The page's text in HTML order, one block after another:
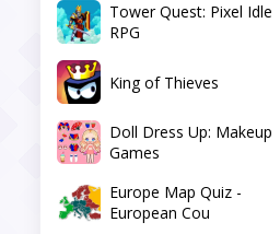
Tower Quest: Pixel Idle
RPG
King of Thieves
Doll Dress Up: Makeup
Games
Europe Map Quiz -
European Cou